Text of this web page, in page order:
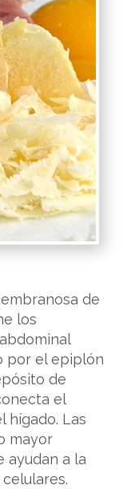
de
los
por el epiplón
de
el
hígado. Las
mayor
ayudan a la